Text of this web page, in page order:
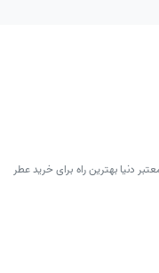
دنیا بهترین راه برای خرید عطر